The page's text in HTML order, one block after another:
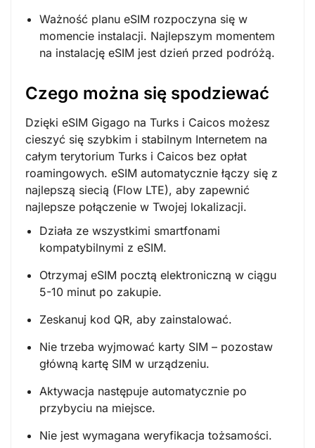
Ważność planu eSIM rozpoczyna się w
momencie instalacji. Najlepszym momentem
na instalację eSIM jest dzień przed podróżą.
Czego można się spodziewać
Dzięki eSIM Gigago na Turks i Caicos możesz
cieszyć się szybkim i stabilnym Internetem na
całym terytorium Turks i Caicos bez opłat
roamingowych. eSIM automatycznie łączy się z
najlepszą siecią (Flow LTE), aby zapewnić
najlepsze połączenie w Twojej lokalizacji.
Działa ze wszystkimi smartfonami
kompatybilnymi z eSIM.
Otrzymaj eSIM pocztą elektroniczną w ciągu
5-10 minut po zakupie.
Zeskanuj kod QR, aby zainstalować.
Nie trzeba wyjmować karty SIM – pozostaw
główną kartę SIM w urządzeniu.
Aktywacja następuje automatycznie po
przybyciu na miejsce.
Nie jest wymagana weryfikacja tożsamości.